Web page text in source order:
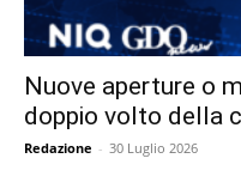
Nuove aperture o
doppio volto della
Redazione - 30 Luglio 2026